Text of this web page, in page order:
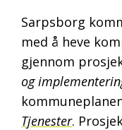
Sarpsborg
med å heve
gjennom
og
Tjenester.